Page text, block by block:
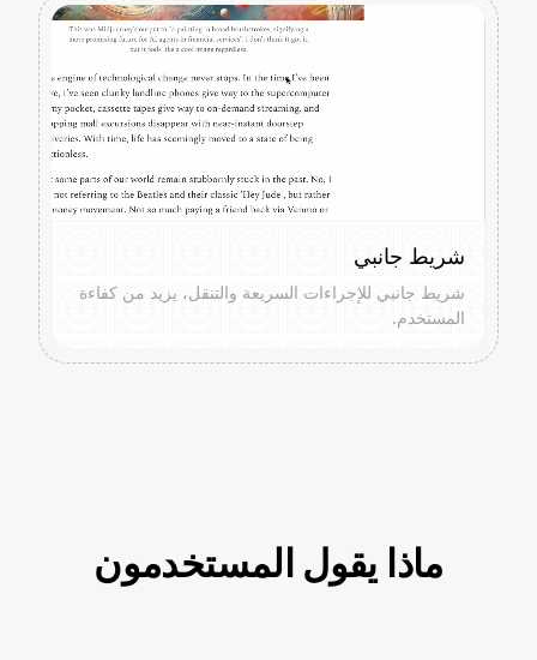
شريط جانبي
شريط جانبي للإجراءات السريعة والتنقل، يزيد من كفاءة
المستخدم.
ماذا يقول المستخدمون